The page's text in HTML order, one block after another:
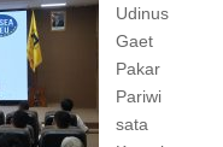
Udinus
Gaet
Pakar
Pariwi
sata